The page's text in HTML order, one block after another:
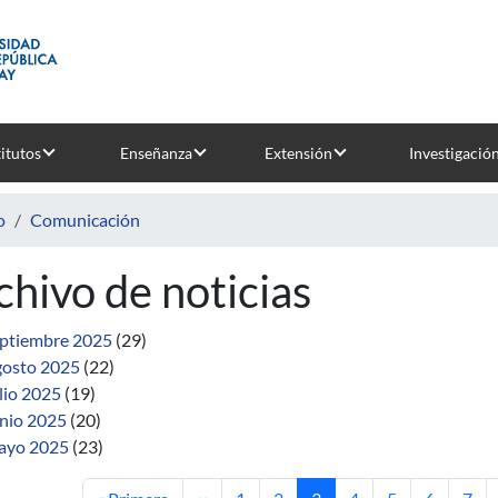
Enseñanza Extensión Investigación
Comunicación
de noticias
2025 (29)
2025 (22)
2025 (19)
2025 (20)
2025 (23)